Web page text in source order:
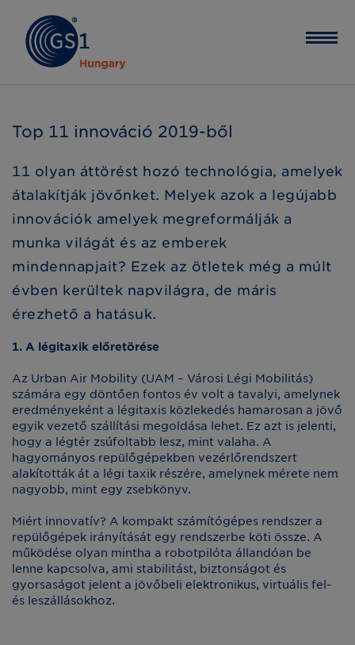
Top 11 innováció 2019-ből
11 olyan áttörést hozó technológia, amelyek
átalakítják jövőnket. Melyek azok a legújabb
innovációk amelyek megreformálják a
munka világát és az emberek
mindennapjait? Ezek az ötletek még a múlt
évben kerültek napvilágra, de máris
érezhető a hatásuk.
1. A légitaxik előretörése
Az Urban Air Mobility (UAM – Városi Légi Mobilitás)
számára egy döntően fontos év volt a tavalyi, amelynek
eredményeként a légitaxis közlekedés hamarosan a jövő
egyik vezető szállítási megoldása lehet. Ez azt is jelenti,
hogy a légtér zsúfoltabb lesz, mint valaha. A
hagyományos repülőgépekben vezérlőrendszert
alakították át a légi taxik részére, amelynek mérete nem
nagyobb, mint egy zsebkönyv.
Miért innovatív? A kompakt számítógépes rendszer a
repülőgépek irányítását egy rendszerbe köti össze. A
működése olyan mintha a robotpilóta állandóan be
lenne kapcsolva, ami stabilitást, biztonságot és
gyorsaságot jelent a jövőbeli elektronikus, virtuális fel-
és leszállásokhoz.